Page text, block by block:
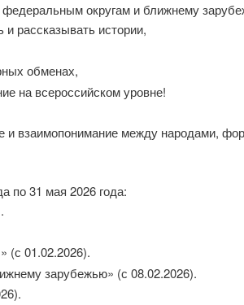
округам и ближнему
и рассказывать истории,
обменах,
на всероссийском уровне!
взаимопонимание между народами,
по 31 мая 2026 года:
(с 01.02.2026).
зарубежью» (с 08.02.2026).